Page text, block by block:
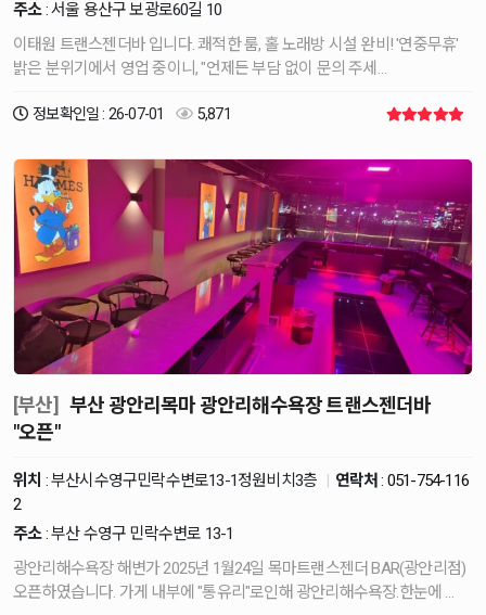
주소: 서울 용산구 보광로60길 10
이태원 트랜스젠더바 입니다. 쾌적한 룸, 홀 노래방 시설 완비! '연중무휴'
밝은 분위기에서 영업 중이니, "언제든 부담 없이 문의 주세…
정보확인일 : 26-07-01 5,871
[부산]
"오픈"
위치 : 부산시수영구민락수변로13-1정원비치3층 | 연락처 : 051-754-116
2
주소: 부산 수영구 민락수변로 13-1
광안리해수욕장 해변가 2025년 1월24일 목마트랜스젠더 BAR(광안리점)
오픈하였습니다. 가게 내부에 "통유리"로인해 광안리해수욕장.한눈에 …